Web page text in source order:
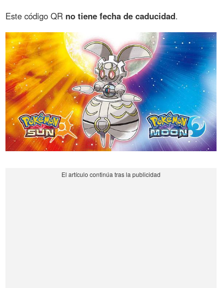
Este código QR no tiene fecha de caducidad.